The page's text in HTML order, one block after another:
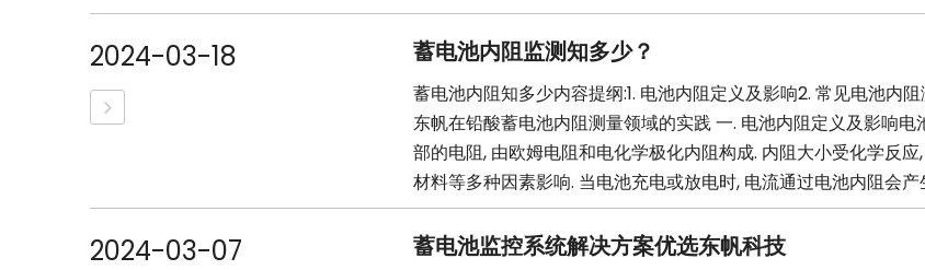
2024-03-18 蓄电池内阻监测知多少？
蓄电池内阻知多少内容提纲:1. 电池内阻定义及影响2. 常见电池内
东帆在铅酸蓄电池内阻测量领域的实践 一. 电池内阻定义及影响电
部的电阻, 由欧姆电阻和电化学极化内阻构成. 内阻大小受化学反应
材料等多种因素影响. 当电池充电或放电时, 电流通过电池内阻会产
2024-03-07 蓄电池监控系统解决方案优选东帆科技